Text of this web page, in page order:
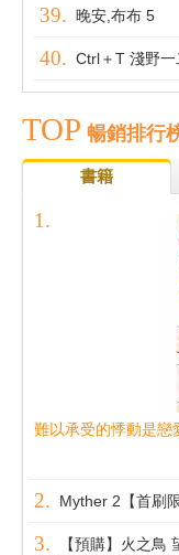
晚安,布布 5
Ctrl＋T 淺野一
TOP 暢銷排行
書籍
難以承受的悸動是戀
Myther 2【首刷
【預購】火之鳥